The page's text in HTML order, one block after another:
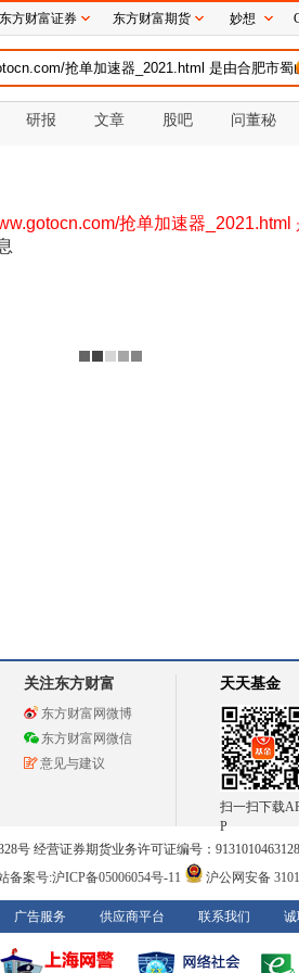
研报 文章 股吧 问董秘
抢单加速器_2021.html
关注东方财富
东方财富网微博
东方财富网微信
意见与建议
天天基金
扫一扫下载
P
号 经营证券期货业务许可证编号：
备案号:沪ICP备05006054号-11 沪公网安备
广告服务 供应商平台 联系我们 诚
东方财富证券 东方财富期货 妙想